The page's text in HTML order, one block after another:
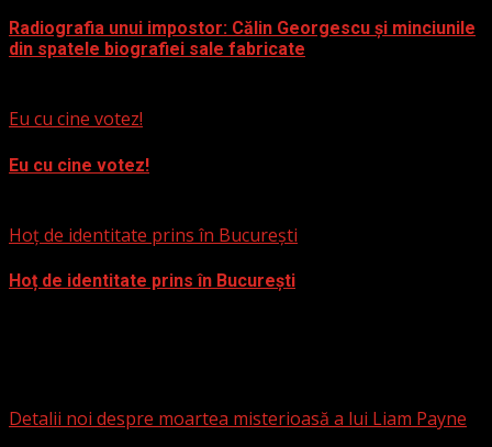
Radiografia unui impostor: Călin Georgescu și minciunile
din spatele biografiei sale fabricate
Eu cu cine votez!
Eu cu cine votez!
Hoț de identitate prins în București
Hoț de identitate prins în București
Detalii noi despre moartea misterioasă a lui Liam Payne